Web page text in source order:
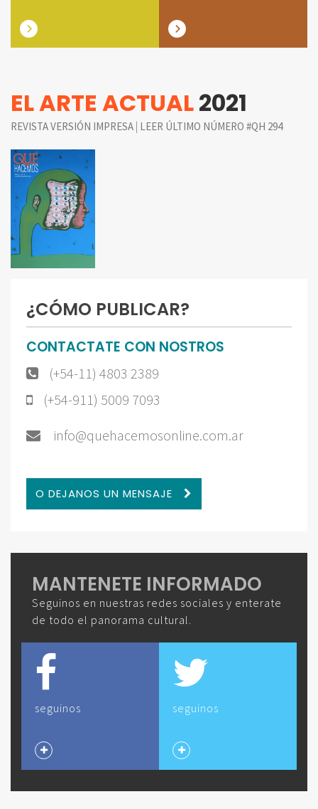
EL ARTE ACTUAL2021
REVISTA VERSIÓN IMPRESA | LEER ÚLTIMO NÚMERO #QH 294
¿CÓMO PUBLICAR?
CONTACTATE CON NOSTROS
(+54-11) 4803 2389
(+54-911) 5009 7093
info@quehacemosonline.com.ar
O DEJANOS UN MENSAJE
MANTENETE INFORMADO
Seguinos en nuestras redes sociales y enterate
de todo el panorama cultural.
seguinos seguinos